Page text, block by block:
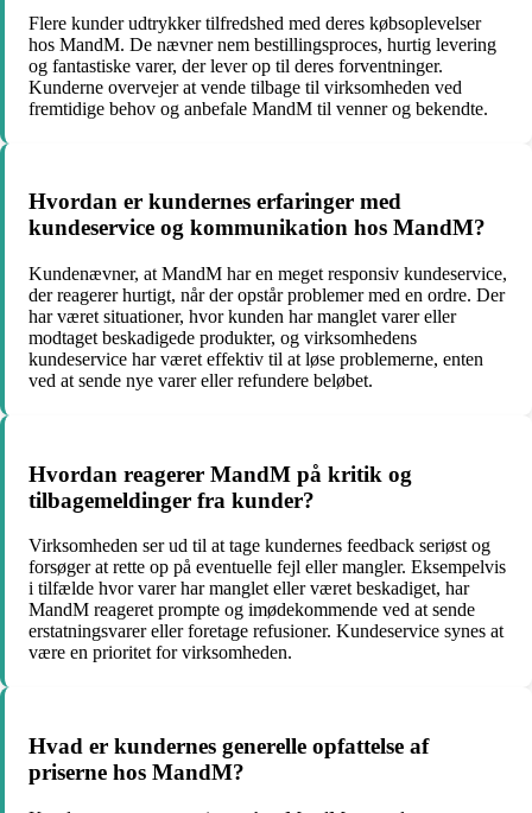
Flere kunder udtrykker tilfredshed med deres købsoplevelser
hos MandM. De nævner nem bestillingsproces, hurtig levering
og fantastiske varer, der lever op til deres forventninger.
Kunderne overvejer at vende tilbage til virksomheden ved
fremtidige behov og anbefale MandM til venner og bekendte.
Hvordan er kundernes erfaringer med
kundeservice og kommunikation hos MandM?
Kundenævner, at MandM har en meget responsiv kundeservice,
der reagerer hurtigt, når der opstår problemer med en ordre. Der
har været situationer, hvor kunden har manglet varer eller
modtaget beskadigede produkter, og virksomhedens
kundeservice har været effektiv til at løse problemerne, enten
ved at sende nye varer eller refundere beløbet.
Hvordan reagerer MandM på kritik og
tilbagemeldinger fra kunder?
Virksomheden ser ud til at tage kundernes feedback seriøst og
forsøger at rette op på eventuelle fejl eller mangler. Eksempelvis
i tilfælde hvor varer har manglet eller været beskadiget, har
MandM reageret prompte og imødekommende ved at sende
erstatningsvarer eller foretage refusioner. Kundeservice synes at
være en prioritet for virksomheden.
Hvad er kundernes generelle opfattelse af
priserne hos MandM?